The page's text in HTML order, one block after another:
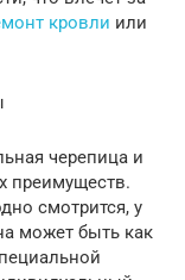
кровли или
черепица и
преимуществ.
смотрится, у
может быть как